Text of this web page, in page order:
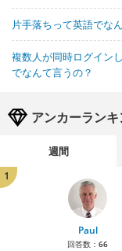
片手落ちって英語でな
複数人が同時ログイン
でなんて言うの？
アンカーラン
週間
1
Paul
回答数： 66